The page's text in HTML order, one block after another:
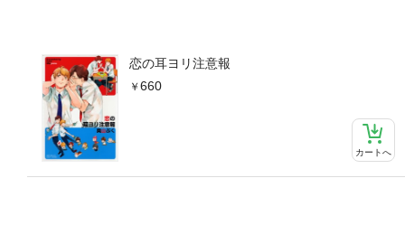
恋の耳ヨリ注意報
660
カートへ